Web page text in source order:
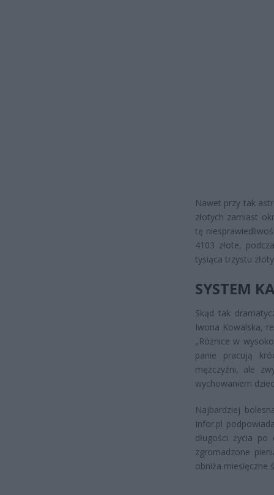
Nawet przy tak
złotych zamiast
tę
4103 złote,
tysiąca trzystu
SYSTEM
Skąd tak
Iwona Kowalska,
„Różnice w
panie pracują
mężczyźni, ale
wychowaniem
Najbardziej
Infor.pl
długości życia
zgromadzone
obniża miesięczne